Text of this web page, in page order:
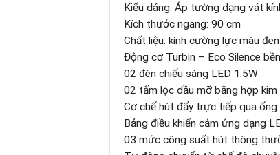
Kiểu dáng: Áp tường dạng vát
Kích thước ngang: 90 cm
Chất liệu: kính cường lực màu
Động cơ Turbin – Eco Silence
02 đèn chiếu sáng LED 1.5W
02 tấm lọc dầu mỡ bằng hợp
Cơ chế hút đẩy trực tiếp qua
Bảng điều khiển cảm ứng dạng
03 mức công suất hút thông